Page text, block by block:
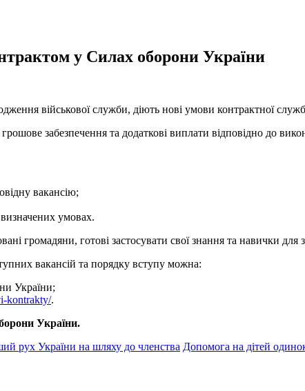
у Силах оборони України
військової служби, діють нові умови контрактної
забезпечення та додаткові виплати відповідно до
вакансію;
умовах.
громадяни, готові застосувати свої знання та навички для
вакансій та порядку вступу можна:
України;
kontrakty/.
України.
рух України на шляху до членства Допомога на дітей